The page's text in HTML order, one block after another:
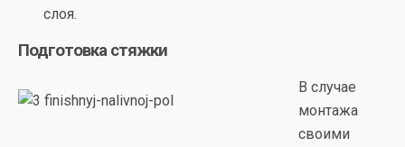
слоя.
Подготовка стяжки
В случае
монтажа
своими